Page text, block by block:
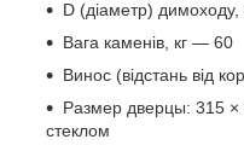
D (діаметр)
Вага каменів, кг — 60
Винос (відстань від
Размер дверцы: 315
стеклом